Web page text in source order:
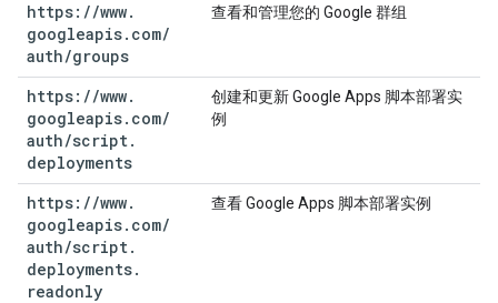
https: //www.
googleapis. com/
auth/groups
查看和管理您的 Google 群组
https: //www.
googleapis. com/
auth/script.
deployments
创建和更新 Google Apps 脚本部署实
例
https: //www.
googleapis. com/
auth/script.
deployments.
readonly
查看 Google Apps 脚本部署实例